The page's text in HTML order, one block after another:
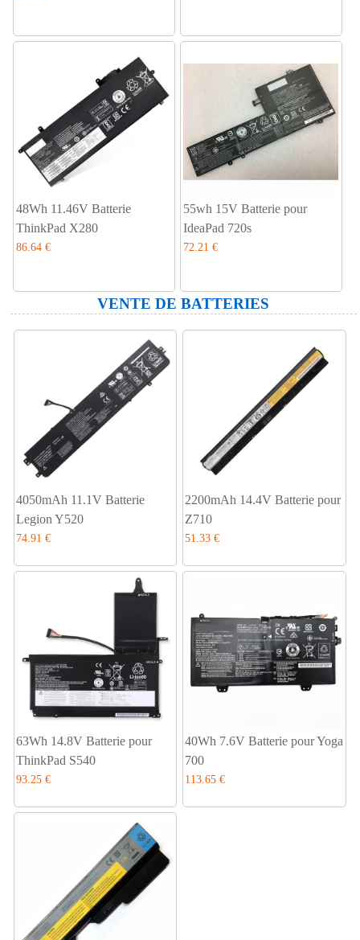
48Wh 11.46V Batterie
ThinkPad X280
86.64 €
55wh 15V Batterie pour
IdeaPad 720s
72.21 €
VENTE DE BATTERIES
4050mAh 11.1V Batterie
Legion Y520
74.91 €
2200mAh 14.4V Batterie pour
Z710
51.33 €
63Wh 14.8V Batterie pour
ThinkPad S540
93.25 €
40Wh 7.6V Batterie pour Yoga
700
113.65 €